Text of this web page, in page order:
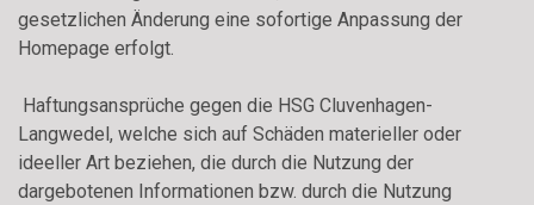
gesetzlichen Änderung eine sofortige Anpassung der
Homepage erfolgt.
Haftungsansprüche gegen die HSG Cluvenhagen-
Langwedel, welche sich auf Schäden materieller oder
ideeller Art beziehen, die durch die Nutzung der
dargebotenen Informationen bzw. durch die Nutzung